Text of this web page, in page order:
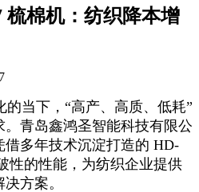
梳棉机：纺织降本增
当下，“高产、高质、低耗”
青岛鑫鸿圣智能科技有限公
多年技术沉淀打造的 HD-
性的性能，为纺织企业提供
方案。